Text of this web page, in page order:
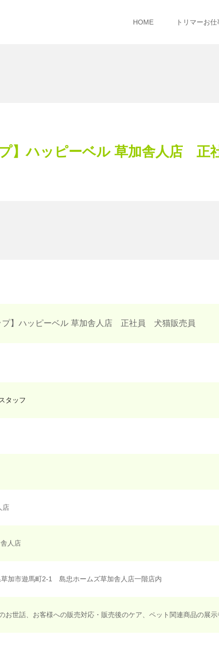
HOME トリマーお
】ハッピーベル 草加舎人店 正
プ】ハッピーベル 草加舎人店 正社員 犬猫販売員
タッフ
店
人店
加市遊馬町2-1 島忠ホームズ草加舎人店一階店内
お世話、お客様への販売対応・販売後のケア、ペット関連商品の展